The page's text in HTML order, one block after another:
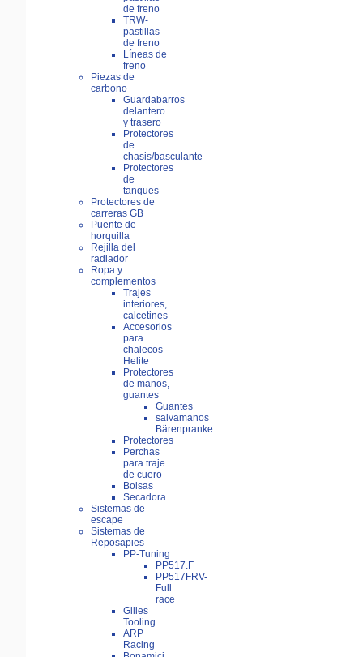
de freno
TRW-
pastillas
de freno
Líneas de
freno
Piezas de
carbono
Guardabarros
delantero
y trasero
Protectores
de
chasis/basculante
Protectores
de
tanques
Protectores de
carreras GB
Puente de
horquilla
Rejilla del
radiador
Ropa y
complementos
Trajes
interiores,
calcetines
Accesorios
para
chalecos
Helite
Protectores
de manos,
guantes
Guantes
salvamanos
Bärenpranke
Protectores
Perchas
para traje
de cuero
Bolsas
Secadora
Sistemas de
escape
Sistemas de
Reposapies
PP-Tuning
PP517.F
PP517FRV-
Full
race
Gilles
Tooling
ARP
Racing